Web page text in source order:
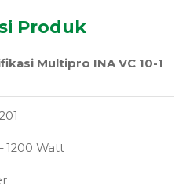
Produk
Multipro INA VC 10-1
1200 Watt